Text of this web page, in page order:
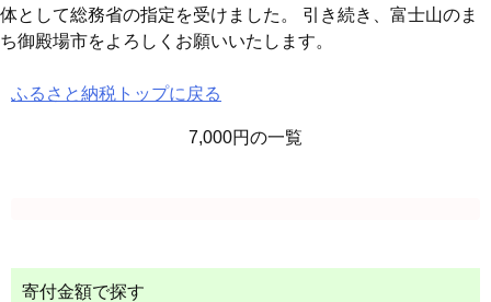
体として総務省の指定を受けました。 引き続き、富士山のま
ち御殿場市をよろしくお願いいたします。
ふるさと納税トップに戻る
7,000円の一覧
寄付金額で探す